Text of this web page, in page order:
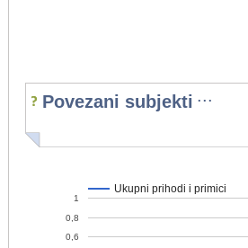
Povezani subjekti ...
Ukupni prihodi i primici
0,6
0,8
1